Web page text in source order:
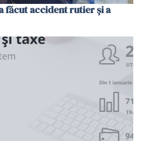
făcut accident rutier și a